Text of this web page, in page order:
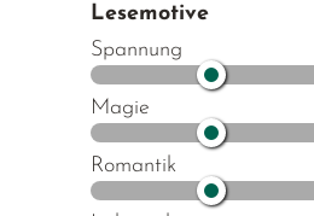
Lesemotive
Spannung
Magie
Romantik